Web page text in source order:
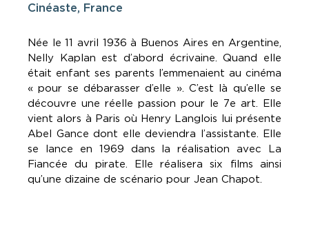
Cinéaste, France
Née le 11 avril 1936 à Buenos Aires en Argentine,
Nelly Kaplan est d’abord écrivaine. Quand elle
était enfant ses parents l’emmenaient au cinéma
« pour se débarasser d’elle ». C’est là qu’elle se
découvre une réelle passion pour le 7e art. Elle
vient alors à Paris où Henry Langlois lui présente
Abel Gance dont elle deviendra l’assistante. Elle
se lance en 1969 dans la réalisation avec La
Fiancée du pirate. Elle réalisera six films ainsi
qu’une dizaine de scénario pour Jean Chapot.